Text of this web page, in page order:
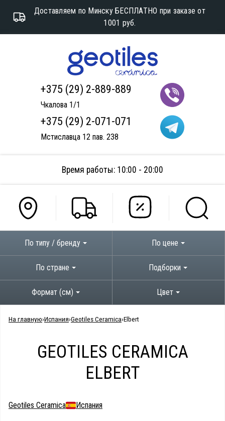
Доставляем по Минску БЕСПЛАТНО при заказе от
1001 руб.
+375 (29) 2-889-889
Чкалова 1/1
+375 (29) 2-071-071
Мстиславца 12 пав. 238
Время работы: 10:00 - 20:00
По типу / бренду По цене
По стране Подборки
Формат (см) Цвет
На главную Испания Geotiles Ceramica Elbert
GEOTILES CERAMICA
ELBERT
Geotiles Ceramica Испания